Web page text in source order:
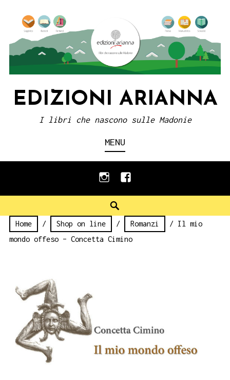
content
EDIZIONI ARIANNA
I libri che nascono sulle Madonie
MENU
instagramfacebook
Home / Shop on line / Romanzi
/ Il mio
mondo offeso – Concetta Cimino